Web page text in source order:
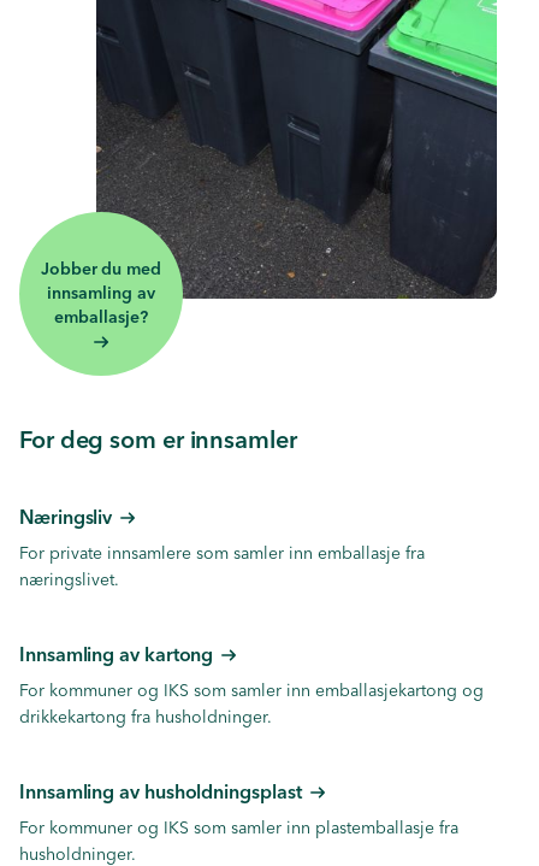
Jobber du med
innsamling av
emballasje?
For deg som er innsamler
Næringsliv
For private innsamlere som samler inn emballasje fra
næringslivet.
Innsamling av kartong
For kommuner og IKS som samler inn emballasjekartong og
drikkekartong fra husholdninger.
Innsamling av husholdningsplast
For kommuner og IKS som samler inn plastemballasje fra
husholdninger.